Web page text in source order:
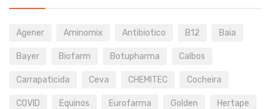
Agener Aminomix Antibiotico B12 Baia
Bayer Biofarm Botupharma Calbos
Carrapaticida Ceva CHEMITEC Cocheira
COVID Equinos Eurofarma Golden Hertape